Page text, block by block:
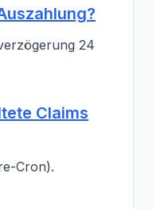
24
Claims
Cron).